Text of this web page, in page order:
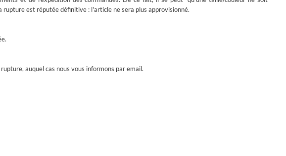
est réputée définitive : l'article ne sera plus approvisionné.
auquel cas nous vous informons par email.